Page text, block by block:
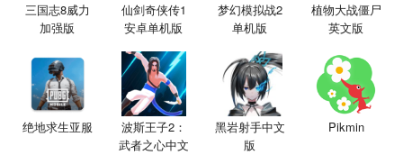
三国志8威力
加强版
仙剑奇侠传1
安卓单机版
梦幻模拟战2
单机版
植物大战僵尸
英文版
绝地求生亚服
波斯王子2：
武者之心中文
黑岩射手中文
版
Pikmin